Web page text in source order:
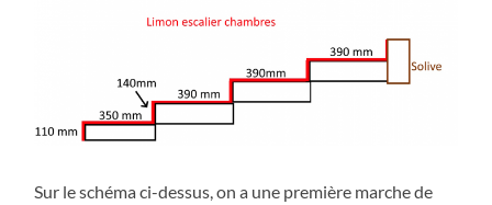
Sur le schéma ci-dessus, on a une première marche de